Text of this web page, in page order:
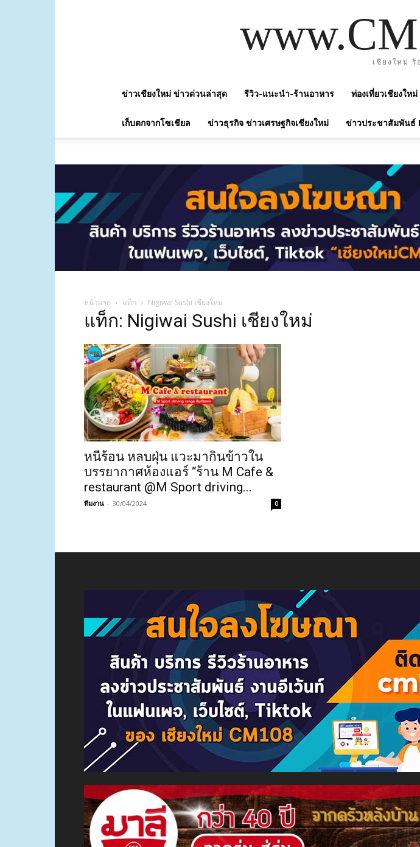
เชียงใหม่ ร้
ข่าวเชียงใหม่ ข่าวด่วนล่าสุด รีวิว-แนะนำ-ร้านอาหาร ท่องเที่ยวเชียงให
เก็บตกจากโซเชียล ข่าวธุรกิจ ข่าวเศรษฐกิจเชียงใหม่ ข่าวประชาสัมพันธ์
หน้าแรก แท็ก Nigiwai Sushi เชียงใหม่
แท็ก: Nigiwai Sushi เชียงใหม่
หนีร้อน หลบฝุ่น แวะมากินข้าวใน
บรรยากาศห้องแอร์ “ร้าน M Cafe &
restaurant @‌M Sport driving...
ทีมงาน - 30/04/2024 0